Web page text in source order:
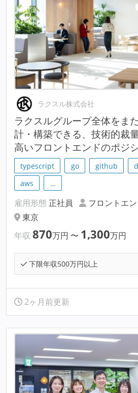
ラクスル株式会社
ラクスルグループ全体をま
計・構築できる、技術的裁
高いフロントエンドのポジ
typescript go github
aws
…
雇用形態 正社員
フロントエ
東京
年収 870万円 〜 1,300万円
下限年収500万円以上
2ヶ月前更新